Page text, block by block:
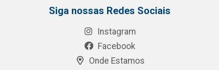
Siga nossas Redes Sociais
Instagram
Facebook
Onde Estamos